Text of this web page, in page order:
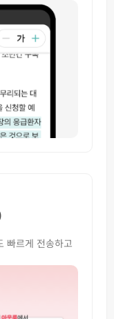
빠르게 전송하고